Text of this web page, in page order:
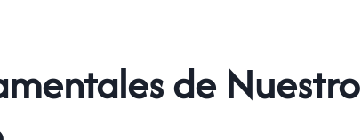
de Nuestro